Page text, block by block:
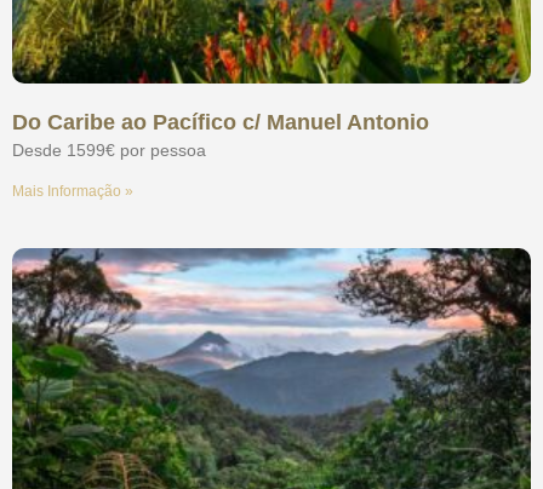
Do Caribe ao Pacífico c/ Manuel Antonio
Desde 1599€ por pessoa
Mais Informação »